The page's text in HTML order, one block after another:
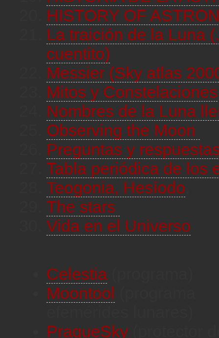
HISTORY OF
La traición de la Luna
cuentito)
Messier (Sky atlas
Mitos y Constelaciones
Nombres de la Luna
Observing the Moon
Preguntas y
Tabla periódica de los
Teogonia, Hesíodo
The stars
Vida en el Universo
Celestia
Moontool
PragueSky